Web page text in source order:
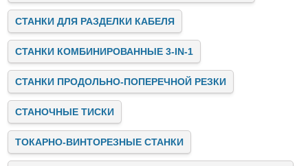
СТАНКИ ДЛЯ РАЗДЕЛКИ КАБЕЛЯ
СТАНКИ КОМБИНИРОВАННЫЕ 3-IN-1
СТАНКИ ПРОДОЛЬНО-ПОПЕРЕЧНОЙ РЕЗКИ
СТАНОЧНЫЕ ТИСКИ
ТОКАРНО-ВИНТОРЕЗНЫЕ СТАНКИ